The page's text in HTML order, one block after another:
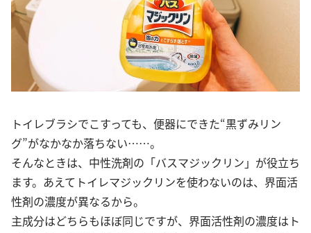
トイレブラシでこすっても、便器にできた“黒ずみリン
グ”がなかなか落ちない……。
そんなときは、中性洗剤の「バスマジックリン」が役立ち
ます。あえてトイレマジックリンを使わないのは、界面活
性剤の濃度が異なるから。
主成分はどちらもほぼ同じですが、界面活性剤の濃度はト